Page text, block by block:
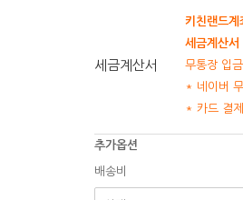
세금계산서
키친랜드계
세금계산서
무통장 입
* 네이버
* 카드 결
추가옵션
배송비